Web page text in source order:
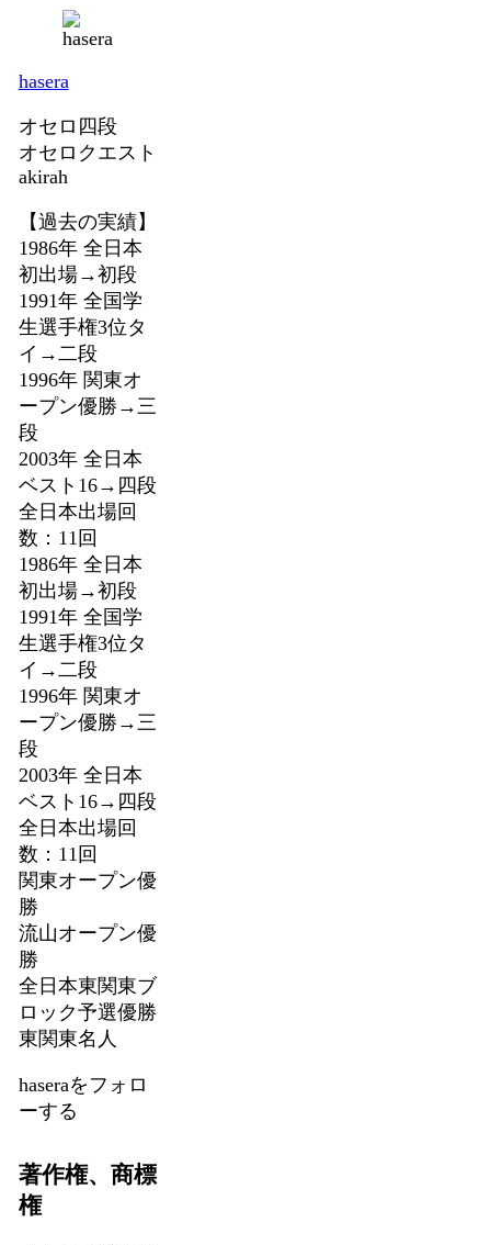
hasera
オセロ四段
オセロクエスト
akirah
【過去の実績】
1986年 全日本
初出場→初段
1991年 全国学
生選手権3位タ
イ→二段
1996年 関東オ
ープン優勝→三
段
2003年 全日本
ベスト16→四段
全日本出場回
数：11回
1986年 全日本
初出場→初段
1991年 全国学
生選手権3位タ
イ→二段
1996年 関東オ
ープン優勝→三
段
2003年 全日本
ベスト16→四段
全日本出場回
数：11回
関東オープン優
勝
流山オープン優
勝
全日本東関東ブ
ロック予選優勝
東関東名人
haseraをフォロ
ーする
著作権、商標
権